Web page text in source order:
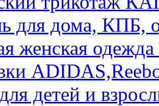
для дома, КПБ,
женская
детей и